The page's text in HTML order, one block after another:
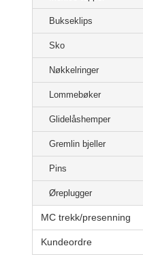
Bukseklips
Sko
Nøkkelringer
Lommebøker
Glidelåshemper
Gremlin bjeller
Pins
Øreplugger
MC trekk/presenning
Kundeordre